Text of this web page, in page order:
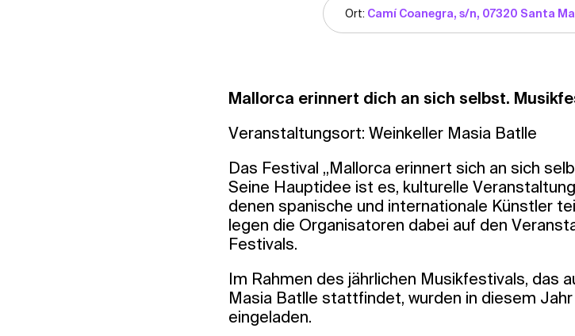
Ort: Camí Coanegra, s/n, 07320 Santa
Mallorca erinnert dich an sich selbst.
Veranstaltungsort: Weinkeller Masia Batlle
Das Festival „Mallorca erinnert sich an sich
Seine Hauptidee ist es, kulturelle
denen spanische und internationale Künstler
legen die Organisatoren dabei auf den
Festivals.
Im Rahmen des jährlichen Musikfestivals, das
Masia Batlle stattfindet, wurden in diesem
eingeladen.